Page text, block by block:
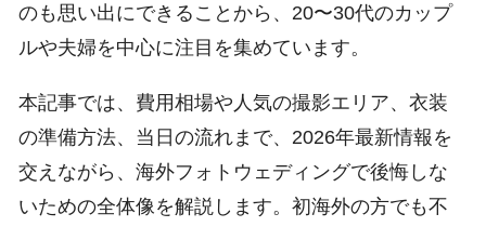
のも思い出にできることから、20〜30代のカップ
ルや夫婦を中心に注目を集めています。
本記事では、費用相場や人気の撮影エリア、衣装
の準備方法、当日の流れまで、2026年最新情報を
交えながら、海外フォトウェディングで後悔しな
いための全体像を解説します。初海外の方でも不